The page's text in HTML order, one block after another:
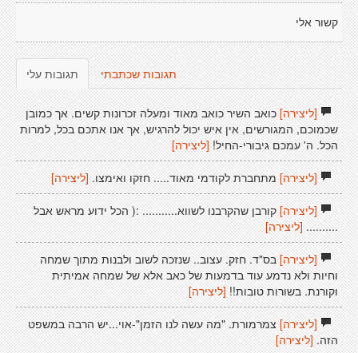
קשור אלי
תגובות עלי תגובות שכתבתי
[ליצירה]כואב השיר כואב מאוד ומעלה זכרונות קשים. אך כמובן
שכמוכם, המגורשים, אין איש יכול להרגיש, אך אנו אתכם בכל, למרות
הכל. ה' עמכם גיבורי-החיל! [ליצירה]
[ליצירה]מתחברת לקודמי מאוד..... חזקו ואימצו. [ליצירה]
[ליצירה]קורבן שהקרבנו לשווא........... :( הכל ידוע מראש אבל
.......... [ליצירה]
[ליצירה]בס"ד. חזק. עצוב.. שנזכה לשוב ולבנות מתוך שמחה
וחיות ולא נדמע עוד בדמעות של כאב אלא של שמחה אמיתית
וקורנת. בשורות טובות!! [ליצירה]
[ליצירה]צמרמורת. "מה עשה לנו הזמן"-אוי...יש הרבה במשפט
הזה. [ליצירה]